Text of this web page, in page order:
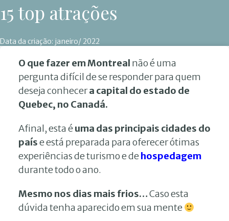
15 top atrações
Data da criação: janeiro/ 2022
O que fazer em Montreal não é uma
pergunta difícil de se responder para quem
deseja conhecera capital do estado de
Quebec, no Canadá.
Afinal, esta éuma das principais cidades do
paíse está preparada para oferecer ótimas
experiências de turismo e dehospedagem
durante todo o ano.
Mesmo nos dias mais frios…Caso esta
dúvida tenha aparecido em sua mente